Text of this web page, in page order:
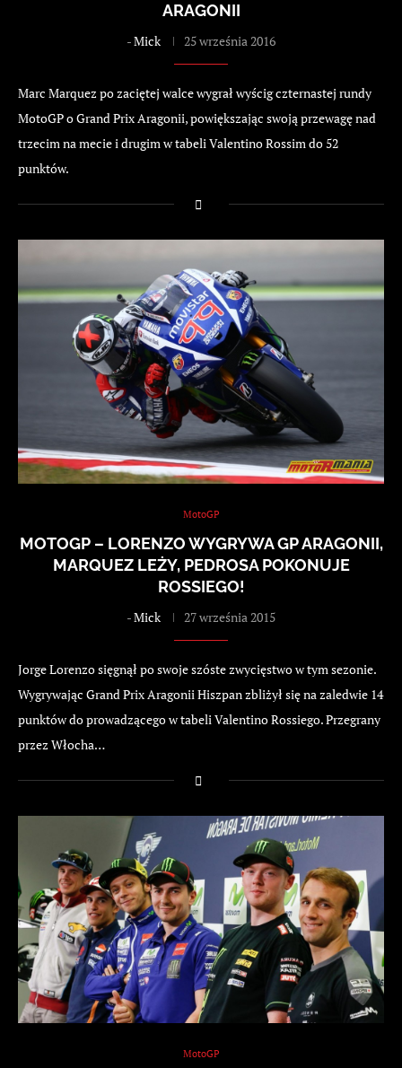
ARAGONII
-Mick 25 września 2016
Marc Marquez po zaciętej walce wygrał wyścig czternastej rundy
MotoGP o Grand Prix Aragonii, powiększając swoją przewagę nad
trzecim na mecie i drugim w tabeli Valentino Rossim do 52
punktów.
MotoGP
MOTOGP – LORENZO WYGRYWA GP ARAGONII,
MARQUEZ LEŻY, PEDROSA POKONUJE
ROSSIEGO!
-Mick 27 września 2015
Jorge Lorenzo sięgnął po swoje szóste zwycięstwo w tym sezonie.
Wygrywając Grand Prix Aragonii Hiszpan zbliżył się na zaledwie 14
punktów do prowadzącego w tabeli Valentino Rossiego. Przegrany
przez Włocha…
MotoGP